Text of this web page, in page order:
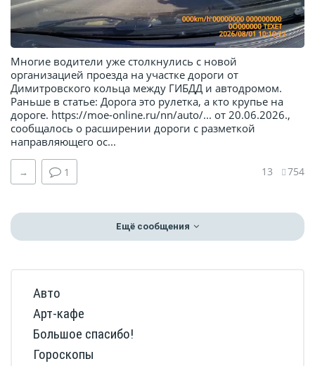
Многие водители уже столкнулись с новой
организацией проезда на участке дороги от
Димитровского кольца между ГИБДД и автодромом.
Раньше в статье: Дорога это рулетка, а кто крупье на
дороге. https://moe-online.ru/nn/auto/... от 20.06.2026.,
сообщалось о расширении дороги с разметкой
направляющего ос...
→ 1 13 754
Ещё сообщения
Авто
Арт-кафе
Большое спасибо!
Гороскопы